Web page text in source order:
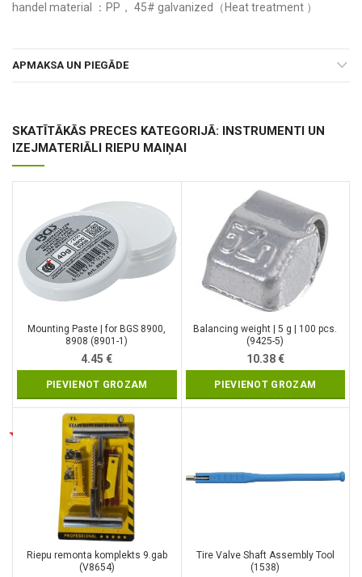
handel material ：PP， 45# galvanized（Heat treatment ）
APMAKSA UN PIEGĀDE
SKATĪTĀKĀS PRECES KATEGORIJĀ: INSTRUMENTI UN
IZEJMATERIĀLI RIEPU MAIŅAI
Mounting Paste | for BGS 8900,
8908 (8901-1)
4.45€
PIEVIENOT GROZAM
Balancing weight | 5 g | 100 pcs.
(9425-5)
10.38€
PIEVIENOT GROZAM
Riepu remonta komplekts 9.gab
(V8654)
Tire Valve Shaft Assembly Tool
(1538)